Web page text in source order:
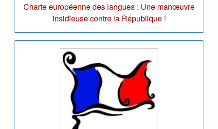
Charte européenne des langues : Une manœuvre
insidieuse contre la République !